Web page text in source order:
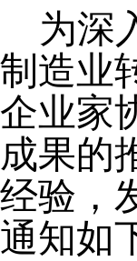
为深
制造业
企业家
成果的
经验，
通知如